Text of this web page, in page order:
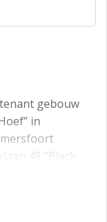
gebouw
in
48 "Black
worden